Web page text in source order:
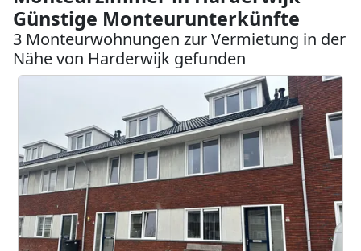
Günstige Monteurunterkünfte
3 Monteurwohnungen zur Vermietung in der
Nähe von Harderwijk gefunden